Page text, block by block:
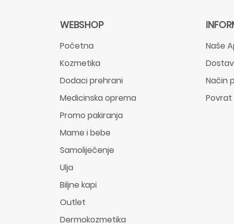
WEBSHOP
Početna
Kozmetika
Dodaci prehrani
Medicinska oprema
Promo pakiranja
Mame i bebe
Samoliječenje
Ulja
Biljne kapi
Outlet
Dermokozmetika
Naše
Način
Povrat